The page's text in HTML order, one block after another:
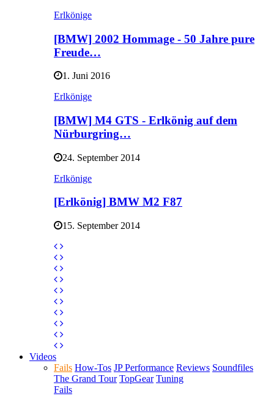
Erlkönige
[BMW] 2002 Hommage - 50 Jahre pure
Freude…
1. Juni 2016
Erlkönige
[BMW] M4 GTS - Erlkönig auf dem
Nürburgring…
24. September 2014
Erlkönige
[Erlkönig] BMW M2 F87
15. September 2014
Videos
Fails How-Tos JP Performance Reviews Soundfiles
The Grand Tour TopGear Tuning
Fails